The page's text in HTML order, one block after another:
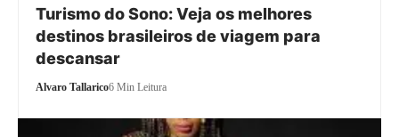
Turismo do Sono: Veja os melhores
destinos brasileiros de viagem para
descansar
Alvaro Tallarico6 Min Leitura